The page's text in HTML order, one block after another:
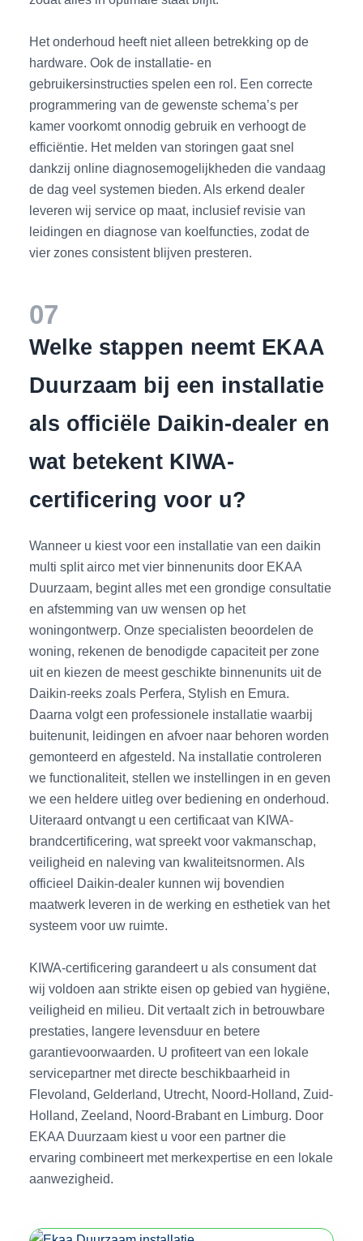
Het onderhoud heeft niet alleen betrekking op de
hardware. Ook de installatie- en
gebruikersinstructies spelen een rol. Een correcte
programmering van de gewenste schema’s per
kamer voorkomt onnodig gebruik en verhoogt de
efficiëntie. Het melden van storingen gaat snel
dankzij online diagnosemogelijkheden die vandaag
de dag veel systemen bieden. Als erkend dealer
leveren wij service op maat, inclusief revisie van
leidingen en diagnose van koelfuncties, zodat de
vier zones consistent blijven presteren.
07
Welke stappen neemt EKAA
Duurzaam bij een installatie
als officiële Daikin-dealer en
wat betekent KIWA-
certificering voor u?
Wanneer u kiest voor een installatie van een daikin
multi split airco met vier binnenunits door EKAA
Duurzaam, begint alles met een grondige consultatie
en afstemming van uw wensen op het
woningontwerp. Onze specialisten beoordelen de
woning, rekenen de benodigde capaciteit per zone
uit en kiezen de meest geschikte binnenunits uit de
Daikin-reeks zoals Perfera, Stylish en Emura.
Daarna volgt een professionele installatie waarbij
buitenunit, leidingen en afvoer naar behoren worden
gemonteerd en afgesteld. Na installatie controleren
we functionaliteit, stellen we instellingen in en geven
we een heldere uitleg over bediening en onderhoud.
Uiteraard ontvangt u een certificaat van KIWA-
brandcertificering, wat spreekt voor vakmanschap,
veiligheid en naleving van kwaliteitsnormen. Als
officieel Daikin-dealer kunnen wij bovendien
maatwerk leveren in de werking en esthetiek van het
systeem voor uw ruimte.
KIWA-certificering garandeert u als consument dat
wij voldoen aan strikte eisen op gebied van hygiëne,
veiligheid en milieu. Dit vertaalt zich in betrouwbare
prestaties, langere levensduur en betere
garantievoorwaarden. U profiteert van een lokale
servicepartner met directe beschikbaarheid in
Flevoland, Gelderland, Utrecht, Noord-Holland, Zuid-
Holland, Zeeland, Noord-Brabant en Limburg. Door
EKAA Duurzaam kiest u voor een partner die
ervaring combineert met merkexpertise en een lokale
aanwezigheid.